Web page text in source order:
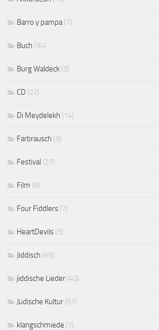
Barro y pampa(7)
Buch (34)
Burg Waldeck (3)
CD (22)
Di Meydelekh (14)
Farbrausch (3)
Festival (27)
Film (8)
Four Fiddlers (7)
HeartDevils (3)
Jiddisch (69)
jiddische Lieder (40)
Jüdische Kultur (57)
klangschmiede (7)